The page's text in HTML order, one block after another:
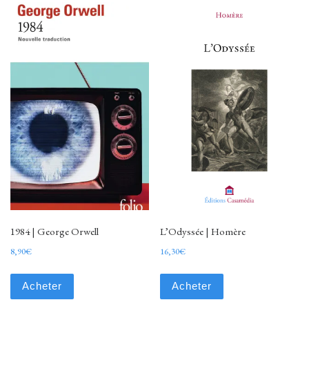
1984 | George Orwell
8,90€
Acheter
L’Odyssée | Homère
16,30€
Acheter